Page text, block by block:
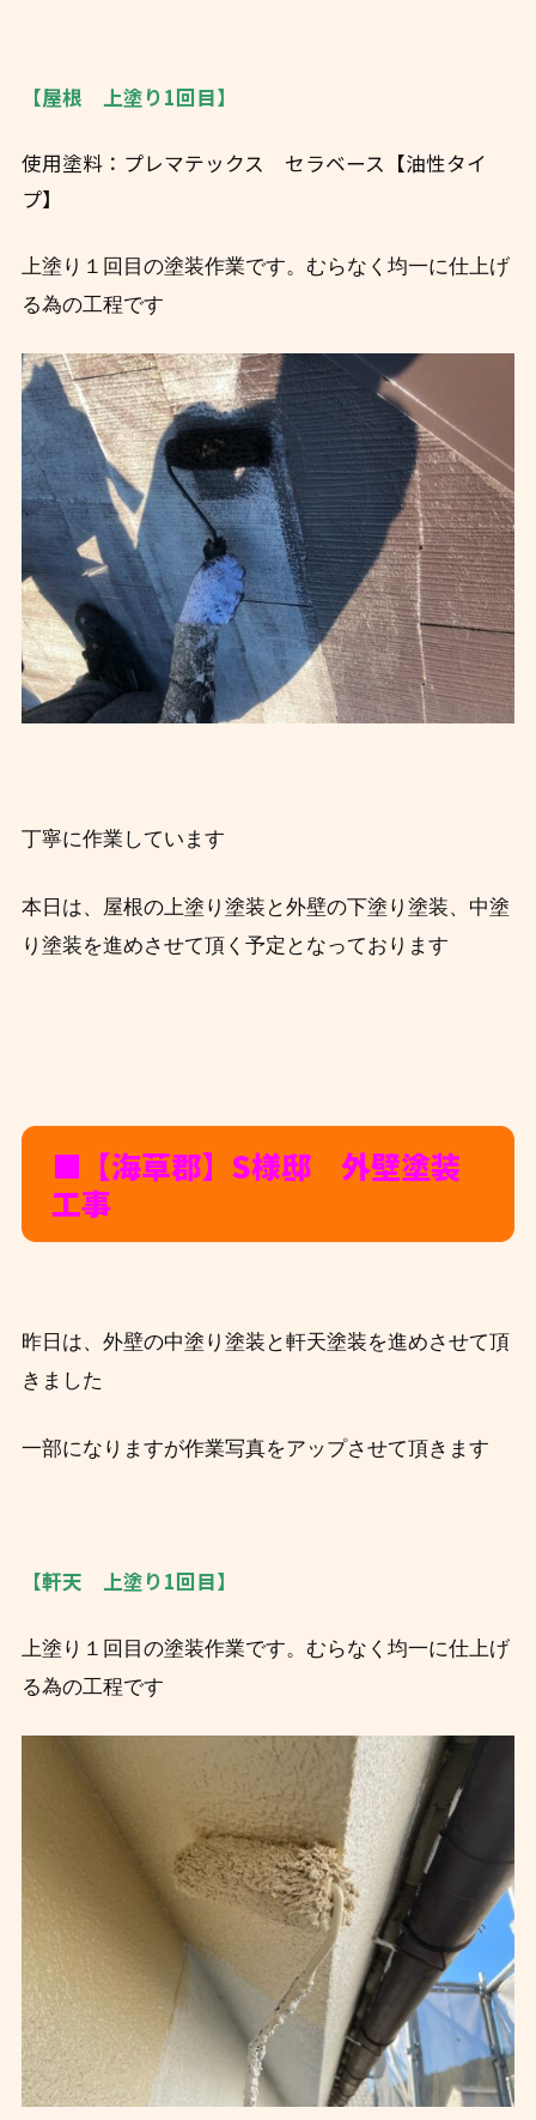
【屋根 上塗り1回目】
使用塗料：プレマテックス セラベース【油性タイ
プ】
上塗り１回目の塗装作業です。むらなく均一に仕上げ
る為の工程です
丁寧に作業しています
本日は、屋根の上塗り塗装と外壁の下塗り塗装、中塗
り塗装を進めさせて頂く予定となっております
■【海草郡】S様邸 外壁塗装
工事
昨日は、外壁の中塗り塗装と軒天塗装を進めさせて頂
きました
一部になりますが作業写真をアップさせて頂きます
【軒天 上塗り1回目】
上塗り１回目の塗装作業です。むらなく均一に仕上げ
る為の工程です